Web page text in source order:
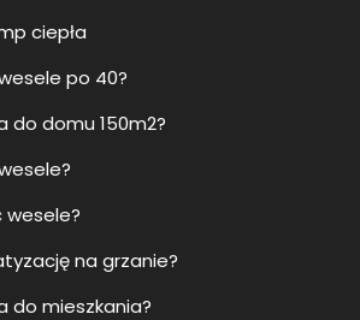
ciepła
po 40?
do domu 150m2?
wesele?
na grzanie?
do mieszkania?